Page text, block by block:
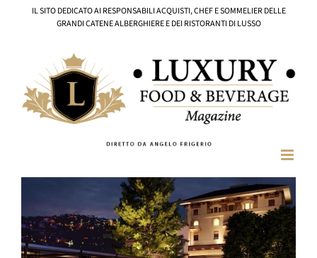
IL SITO DEDICATO AI RESPONSABILI ACQUISTI, CHEF E SOMMELIER DELLE
GRANDI CATENE ALBERGHIERE E DEI RISTORANTI DI LUSSO